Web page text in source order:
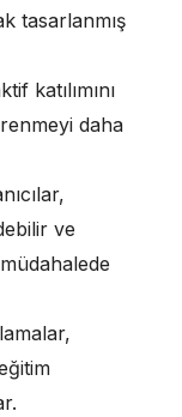
tasarlanmış
katılımını
daha
ve